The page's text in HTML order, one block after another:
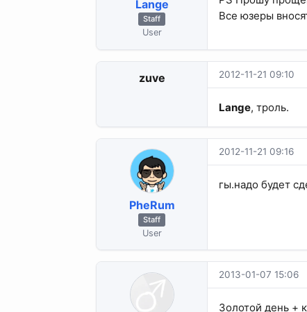
Lange
Staff
User
Все юзеры
zuve 2012-11-21 09:10
Lange, троль.
PheRum
Staff
User
2012-11-21 09:16
гы.надо будет
2013-01-07 15:06
Золотой день +